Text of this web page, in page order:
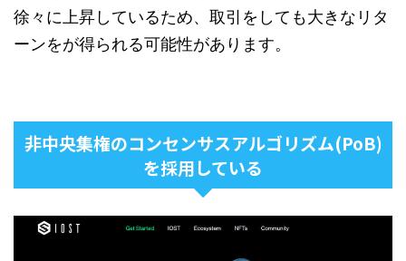
徐々に上昇しているため、取引をしても大きなリタ
ーンをが得られる可能性があります。
非中央集権のコンセンサスアルゴリズム(PoB)
を採用している